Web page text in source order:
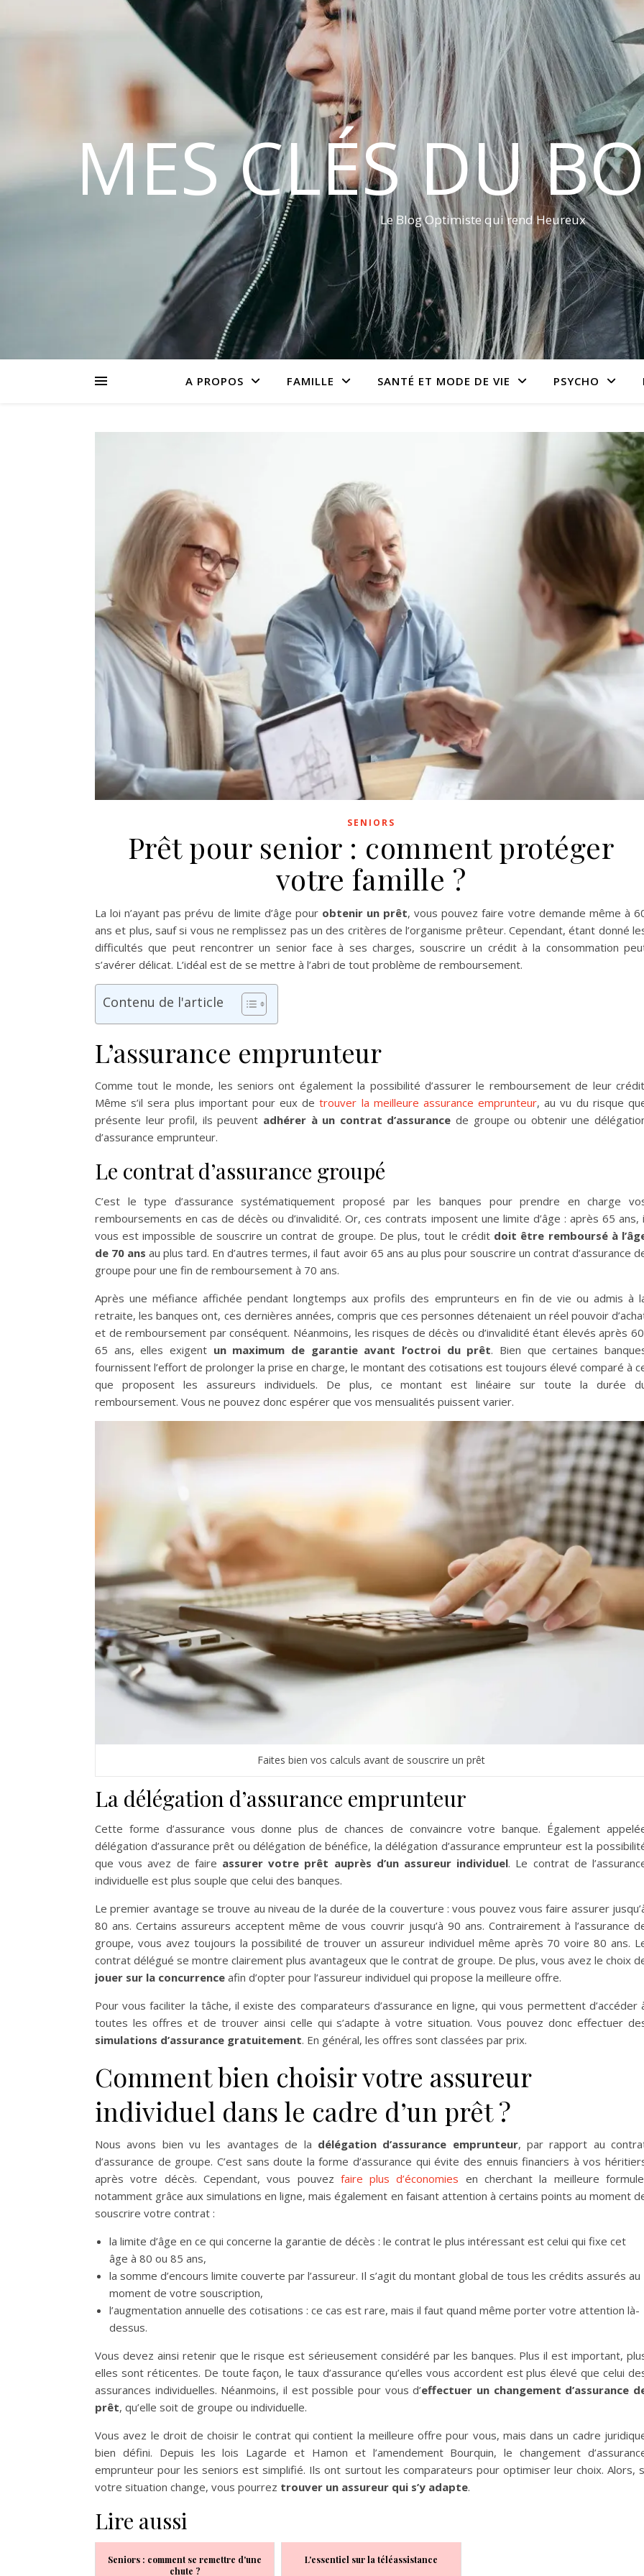
MES CLÉS DU
Le Blog Optimiste qui rend Heureux
A PROPOS FAMILLE SANTÉ ET MODE DE VIE PSYCHO
SENIORS
Prêt pour senior : comment protéger
votre famille ?
La loi n’ayant pas prévu de limite d’âge pour obtenir un prêt, vous pouvez faire votre demande même à
ans et plus, sauf si vous ne remplissez pas un des critères de l’organisme prêteur. Cependant, étant donné
difficultés que peut rencontrer un senior face à ses charges, souscrire un crédit à la consommation
s’avérer délicat. L’idéal est de se mettre à l’abri de tout problème de remboursement.
Contenu de l'article
L’assurance emprunteur
Comme tout le monde, les seniors ont également la possibilité d’assurer le remboursement de leur
Même s’il sera plus important pour eux detrouver la meilleure assurance emprunteur, au vu du risque
présente leur profil, ils peuvent adhérer à un contrat d’assurance de groupe ou obtenir une
d’assurance emprunteur.
Le contrat d’assurance groupé
C’est le type d’assurance systématiquement proposé par les banques pour prendre en charge
remboursements en cas de décès ou d’invalidité. Or, ces contrats imposent une limite d’âge : après 65 ans,
vous est impossible de souscrire un contrat de groupe. De plus, tout le crédit doit être remboursé à
de 70 ans au plus tard. En d’autres termes, il faut avoir 65 ans au plus pour souscrire un contrat d’assurance
groupe pour une fin de remboursement à 70 ans.
Après une méfiance affichée pendant longtemps aux profils des emprunteurs en fin de vie ou admis à
retraite, les banques ont, ces dernières années, compris que ces personnes détenaient un réel pouvoir
et de remboursement par conséquent. Néanmoins, les risques de décès ou d’invalidité étant élevés après
65 ans, elles exigent un maximum de garantie avant l’octroi du prêt. Bien que certaines
fournissent l’effort de prolonger la prise en charge, le montant des cotisations est toujours élevé comparé à
que proposent les assureurs individuels. De plus, ce montant est linéaire sur toute la durée
remboursement. Vous ne pouvez donc espérer que vos mensualités puissent varier.
Faites bien vos calculs avant de souscrire un prêt
La délégation d’assurance emprunteur
Cette forme d’assurance vous donne plus de chances de convaincre votre banque. Également
délégation d’assurance prêt ou délégation de bénéfice, la délégation d’assurance emprunteur est la
que vous avez de faire assurer votre prêt auprès d’un assureur individuel. Le contrat de
individuelle est plus souple que celui des banques.
Le premier avantage se trouve au niveau de la durée de la couverture : vous pouvez vous faire assurer
80 ans. Certains assureurs acceptent même de vous couvrir jusqu’à 90 ans. Contrairement à l’assurance
groupe, vous avez toujours la possibilité de trouver un assureur individuel même après 70 voire 80 ans.
contrat délégué se montre clairement plus avantageux que le contrat de groupe. De plus, vous avez le choix
jouer sur la concurrence afin d’opter pour l’assureur individuel qui propose la meilleure offre.
Pour vous faciliter la tâche, il existe des comparateurs d’assurance en ligne, qui vous permettent d’accéder
toutes les offres et de trouver ainsi celle qui s’adapte à votre situation. Vous pouvez donc effectuer
simulations d’assurance gratuitement. En général, les offres sont classées par prix.
Comment bien choisir votre assureur
individuel dans le cadre d’un prêt ?
Nous avons bien vu les avantages de la délégation d’assurance emprunteur, par rapport au
d’assurance de groupe. C’est sans doute la forme d’assurance qui évite des ennuis financiers à vos
après votre décès. Cependant, vous pouvez faire plus d’économies en cherchant la meilleure
notamment grâce aux simulations en ligne, mais également en faisant attention à certains points au moment
souscrire votre contrat :
la limite d’âge en ce qui concerne la garantie de décès : le contrat le plus intéressant est celui qui fixe cet
âge à 80 ou 85 ans,
la somme d’encours limite couverte par l’assureur. Il s’agit du montant global de tous les crédits assurés au
moment de votre souscription,
l’augmentation annuelle des cotisations : ce cas est rare, mais il faut quand même porter votre attention là-
dessus.
Vous devez ainsi retenir que le risque est sérieusement considéré par les banques. Plus il est important,
elles sont réticentes. De toute façon, le taux d’assurance qu’elles vous accordent est plus élevé que celui
assurances individuelles. Néanmoins, il est possible pour vous d’effectuer un changement d’assurance
prêt, qu’elle soit de groupe ou individuelle.
Vous avez le droit de choisir le contrat qui contient la meilleure offre pour vous, mais dans un cadre
bien défini. Depuis les lois Lagarde et Hamon et l’amendement Bourquin, le changement
emprunteur pour les seniors est simplifié. Ils ont surtout les comparateurs pour optimiser leur choix. Alors,
votre situation change, vous pourrez trouver un assureur qui s’y adapte.
Lire aussi
Seniors : comment se remettre d'une
chute ?
L'essentiel sur la téléassistance